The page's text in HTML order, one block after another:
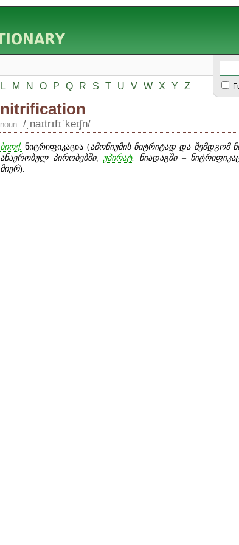
L M N O P Q R S T U V W X Y Z
nitrification
noun /͵naɪtrɪfɪʹkeɪʃn/
ბიოქ. ნიტრიფიკაცია (ამონიუმის ნიტრიტად და შემდგომ
ანაერობულ პირობებში,
უპირატ.
ნიადაგში –
მიერ).